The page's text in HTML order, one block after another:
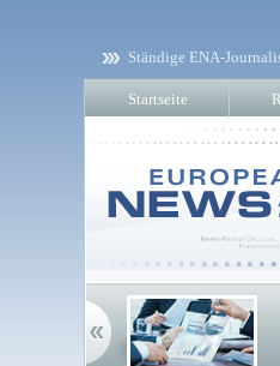
Ständige ENA-
Startseite